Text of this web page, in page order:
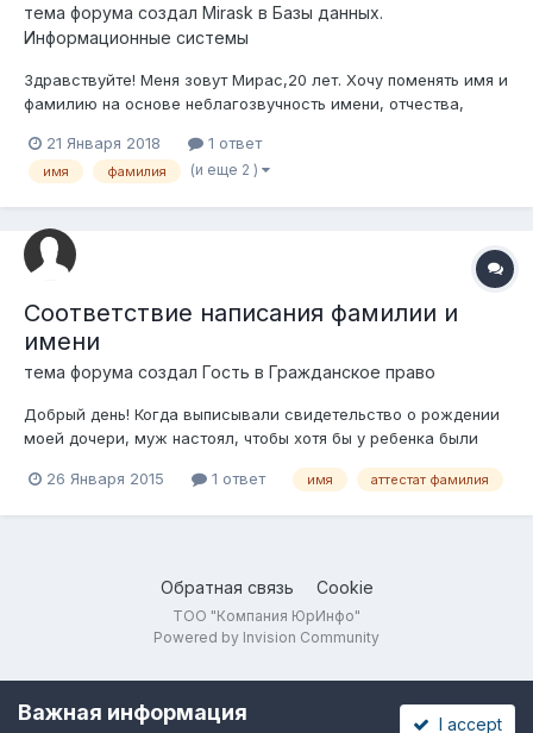
тема форума создал Mirask в Базы данных.
Информационные системы
Здравствуйте! Меня зовут Мирас,20 лет. Хочу поменять имя и
фамилию на основе неблагозвучность имени, отчества,
учусь в университете. Возможно ли изменить гражданское
имя/фамилию которую дали при рождении на MIckey Brown и
21 Января 2018 1 ответ
имя фамилия (и еще 2 )
Соответствие написания фамилии и
имени
тема форума создал Гость в Гражданское право
Добрый день! Когда выписывали свидетельство о рождении
моей дочери, муж настоял, чтобы хотя бы у ребенка были
буквами без искажения звуков. Таким образом в фамилии и
26 Января 2015 1 ответ имя аттестат фамилия
Обратная связь Cookie
ТОО "Компания ЮрИнфо"
Powered by Invision Community
Важная информация I accept